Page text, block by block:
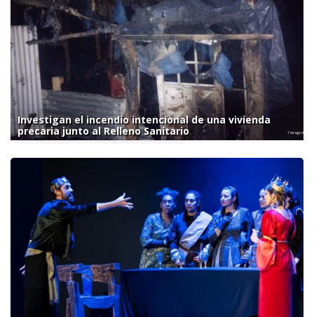
Investigan el incendio intencional de una vivienda
precaria junto al Relleno Sanitario